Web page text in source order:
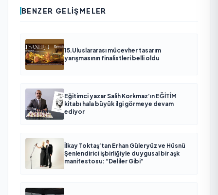
BENZER GELIŞMELER
15.Uluslararası mücevher tasarım
yarışmasının finalistleri belli oldu
Eğitimci yazar Salih Korkmaz’ın EĞİTİM
kitabı hala büyük ilgi görmeye devam
ediyor
İlkay Toktaş’tan Erhan Güleryüz ve Hüsnü
Şenlendirici işbirliğiyle duygusal bir aşk
manifestosu: “Deliler Gibi”